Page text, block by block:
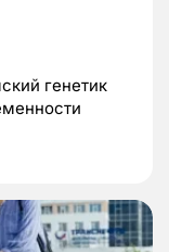
генетик